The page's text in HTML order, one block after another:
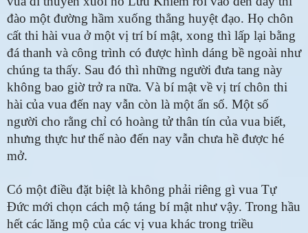
đào một đường hầm xuống thẳng huyệt đạo. Họ chôn
cất thi hài vua ở một vị trí bí mật, xong thì lấp lại bằng
đá thanh và công trình có được hình dáng bề ngoài như
chúng ta thấy. Sau đó thì những người đưa tang này
không bao giờ trở ra nữa. Và bí mật về vị trí chôn thi
hài của vua đến nay vẫn còn là một ẩn số. Một số
người cho rằng chỉ có hoàng tử thân tín của vua biết,
nhưng thực hư thế nào đến nay vẫn chưa hề được hé
mở.
Có một điều đặt biệt là không phải riêng gì vua Tự
Đức mới chọn cách mộ táng bí mật như vậy. Trong hầu
hết các lăng mộ của các vị vua khác trong triều